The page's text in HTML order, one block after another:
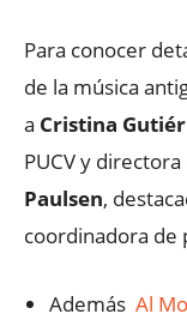
Para conocer
de la música
a Cristina
PUCV y
Paulsen,
coordinadora de
Además Al